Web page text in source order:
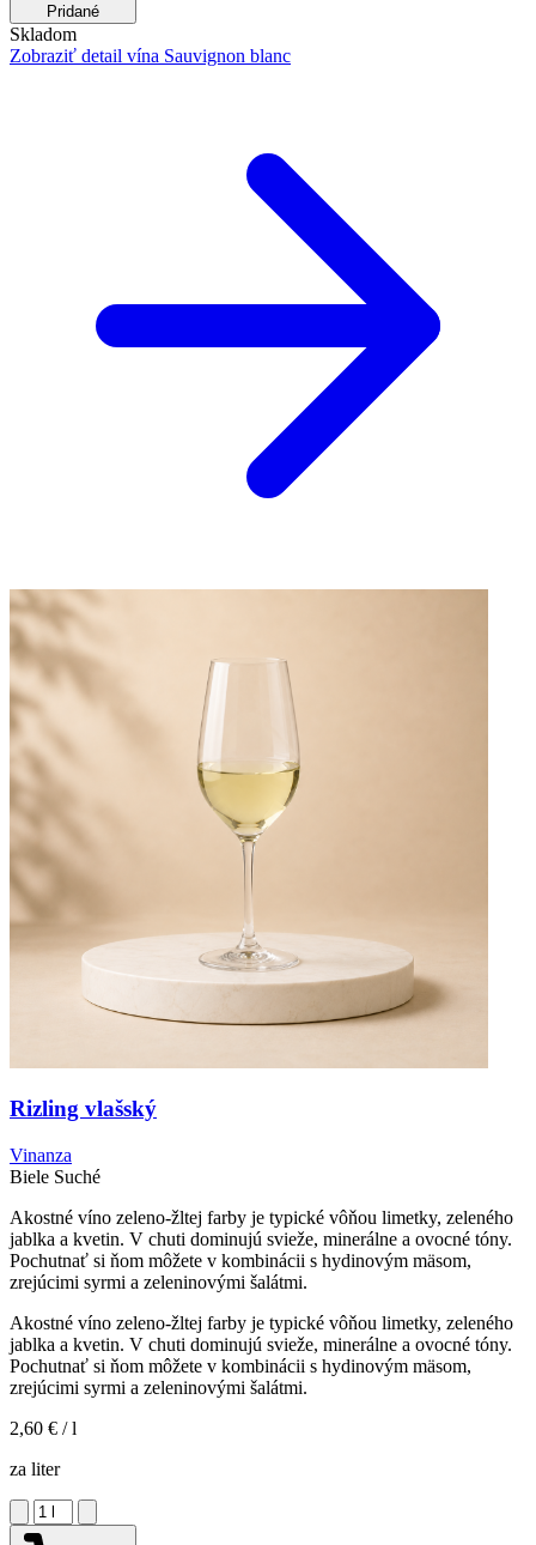
Pridané
Skladom
Zobraziť detail vína Sauvignon blanc
Rizling vlašský
Vinanza
Biele Suché
Akostné víno zeleno-žltej farby je typické vôňou limetky, zeleného
jablka a kvetin. V chuti dominujú svieže, minerálne a ovocné tóny.
Pochutnať si ňom môžete v kombinácii s hydinovým mäsom,
zrejúcimi syrmi a zeleninovými šalátmi.
Akostné víno zeleno-žltej farby je typické vôňou limetky, zeleného
jablka a kvetin. V chuti dominujú svieže, minerálne a ovocné tóny.
Pochutnať si ňom môžete v kombinácii s hydinovým mäsom,
zrejúcimi syrmi a zeleninovými šalátmi.
2,60 € / l
za liter